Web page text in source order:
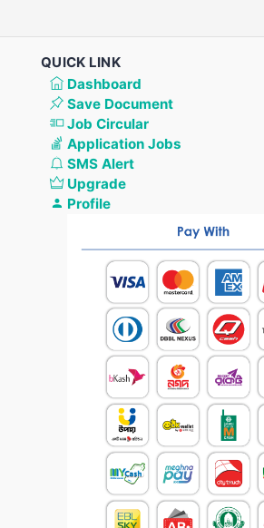
QUICK LINK
Dashboard
Save Document
Job Circular
Application Jobs
SMS Alert
Upgrade
Profile